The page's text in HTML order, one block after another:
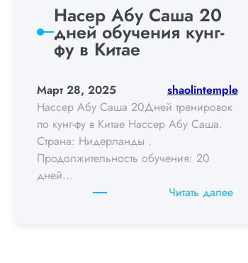
Насер Абу Саша 20
дней обучения кунг-
фу в Китае
Март 28, 2025
shaolintemple
Нассер Абу Саша 20Дней тренировок
по кунг-фу в Китае Нассер Абу Саша.
Страна: Нидерланды .
Продолжительность обучения: 20
дней...
Читать далее: